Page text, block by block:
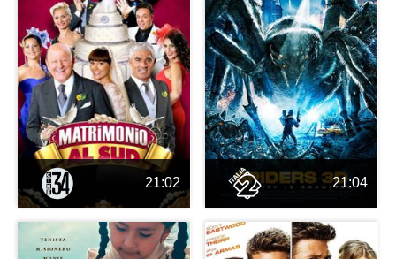
21:02 21:04